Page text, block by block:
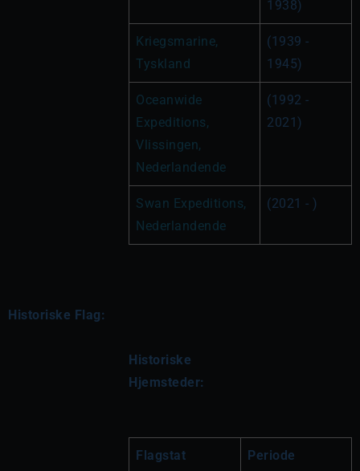
1938)
Kriegsmarine,
Tyskland
(1939 -
1945)
Oceanwide
Expeditions,
Vlissingen,
Nederlandende
(1992 -
2021)
Swan Expeditions,
Nederlandende
(2021 - )
Historiske Flag:
Historiske
Hjemsteder:
Flagstat Periode